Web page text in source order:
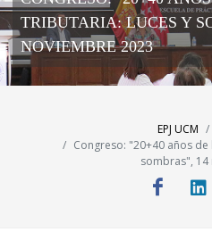
TRIBUTARIA: LUCES Y
NOVIEMBRE 2023
EPJ UCM
Congreso: "20+40 años
sombras",